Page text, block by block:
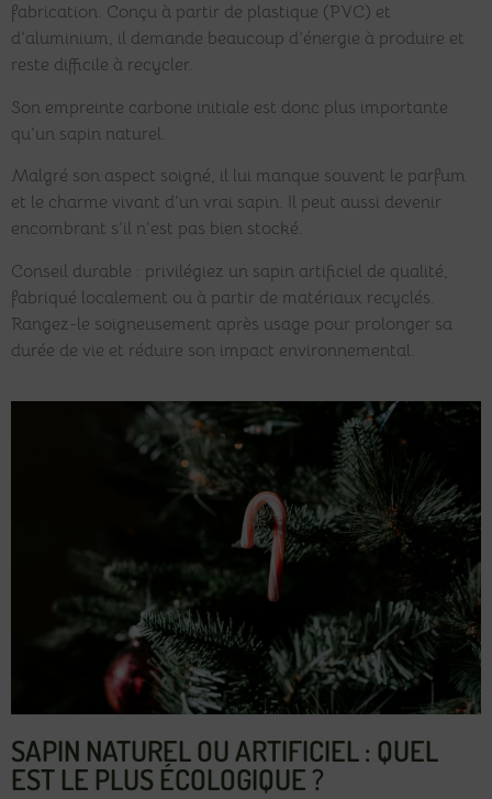
fabrication. Conçu à partir de plastique (PVC) et
d’aluminium, il demande beaucoup d’énergie à produire et
reste difficile à recycler.
Son empreinte carbone initiale est donc plus importante
qu’un sapin naturel.
Malgré son aspect soigné, il lui manque souvent le parfum
et le charme vivant d’un vrai sapin. Il peut aussi devenir
encombrant s’il n’est pas bien stocké.
Conseil durable : privilégiez un sapin artificiel de qualité,
fabriqué localement ou à partir de matériaux recyclés.
Rangez-le soigneusement après usage pour prolonger sa
durée de vie et réduire son impact environnemental.
SAPIN NATUREL OU ARTIFICIEL : QUEL
EST LE PLUS ÉCOLOGIQUE ?